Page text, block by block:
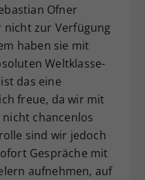
Ofner
zur Verfügung
haben sie mit
Weltklasse-
das eine
freue, da wir mit
chancenlos
sind wir jedoch
Gespräche mit
aufnehmen, auf